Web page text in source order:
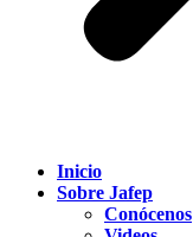
Inicio
Sobre Jafep
Conócenos